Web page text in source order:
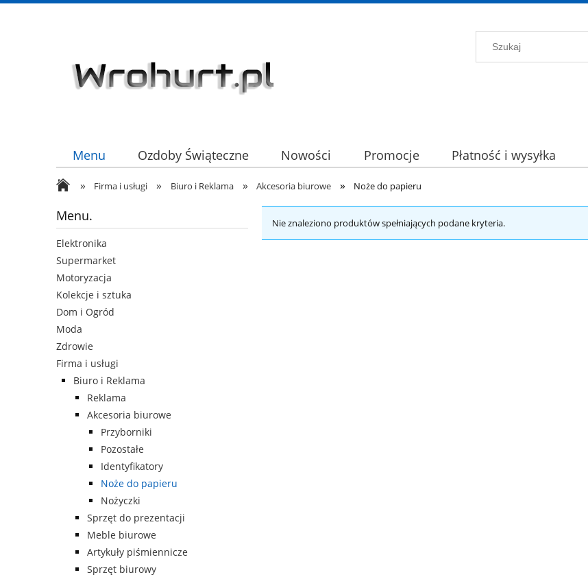
Menu Ozdoby Świąteczne Nowości Promocje Płatność i wysyłka
HURT
» Firma i usługi » Biuro i Reklama » Akcesoria biurowe » Noże do papieru
Menu.
Elektronika
Supermarket
Motoryzacja
Kolekcje i sztuka
Dom i Ogród
Moda
Zdrowie
Firma i usługi
Biuro i Reklama
Reklama
Akcesoria biurowe
Przyborniki
Pozostałe
Identyfikatory
Noże do papieru
Nożyczki
Sprzęt do prezentacji
Meble biurowe
Artykuły piśmiennicze
Sprzęt biurowy
Nie znaleziono produktów spełniających podane kryteria.